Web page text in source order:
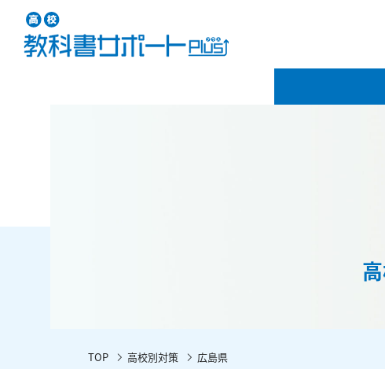
TOP 高校別対策 広島県